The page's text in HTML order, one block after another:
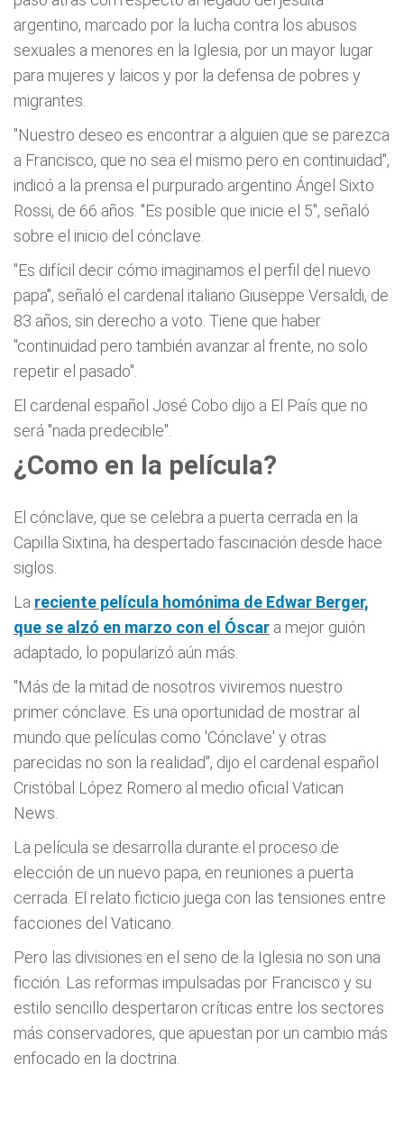
argentino, marcado por la lucha contra los abusos
sexuales a menores en la Iglesia, por un mayor lugar
para mujeres y laicos y por la defensa de pobres y
migrantes.
"Nuestro deseo es encontrar a alguien que se parezca
a Francisco, que no sea el mismo pero en continuidad",
indicó a la prensa el purpurado argentino Ángel Sixto
Rossi, de 66 años. "Es posible que inicie el 5", señaló
sobre el inicio del cónclave.
"Es difícil decir cómo imaginamos el perfil del nuevo
papa", señaló el cardenal italiano Giuseppe Versaldi, de
83 años, sin derecho a voto. Tiene que haber
"continuidad pero también avanzar al frente, no solo
repetir el pasado".
El cardenal español José Cobo dijo a El País que no
será "nada predecible".
¿Como en la película?
El cónclave, que se celebra a puerta cerrada en la
Capilla Sixtina, ha despertado fascinación desde hace
siglos.
La reciente película homónima de Edwar Berger,
que se alzó en marzo con el Óscar a mejor guión
adaptado, lo popularizó aún más.
"Más de la mitad de nosotros viviremos nuestro
primer cónclave. Es una oportunidad de mostrar al
mundo que películas como 'Cónclave' y otras
parecidas no son la realidad", dijo el cardenal español
Cristóbal López Romero al medio oficial Vatican
News.
La película se desarrolla durante el proceso de
elección de un nuevo papa, en reuniones a puerta
cerrada. El relato ficticio juega con las tensiones entre
facciones del Vaticano.
Pero las divisiones en el seno de la Iglesia no son una
ficción. Las reformas impulsadas por Francisco y su
estilo sencillo despertaron críticas entre los sectores
más conservadores, que apuestan por un cambio más
enfocado en la doctrina.